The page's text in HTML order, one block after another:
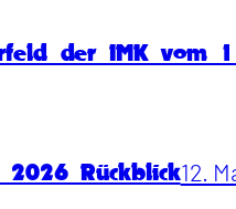
der IMK vom
Rückblick12.